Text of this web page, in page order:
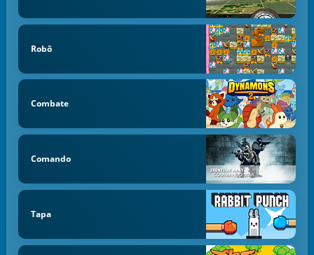
Robô
Combate
Comando
Tapa